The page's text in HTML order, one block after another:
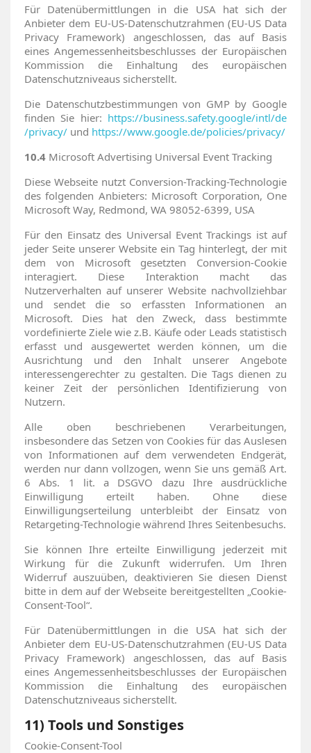
Für Datenübermittlungen in die USA hat sich der
Anbieter dem EU-US-Datenschutzrahmen (EU-US Data
Privacy Framework) angeschlossen, das auf Basis
eines Angemessenheitsbeschlusses der Europäischen
Kommission die Einhaltung des europäischen
Datenschutzniveaus sicherstellt.
Die Datenschutzbestimmungen von GMP by Google
finden Sie hier: https://business.safety.google/intl/de
/privacy/ und https://www.google.de/policies/privacy/
10.4 Microsoft Advertising Universal Event Tracking
Diese Webseite nutzt Conversion-Tracking-Technologie
des folgenden Anbieters: Microsoft Corporation, One
Microsoft Way, Redmond, WA 98052-6399, USA
Für den Einsatz des Universal Event Trackings ist auf
jeder Seite unserer Website ein Tag hinterlegt, der mit
dem von Microsoft gesetzten Conversion-Cookie
interagiert. Diese Interaktion macht das
Nutzerverhalten auf unserer Website nachvollziehbar
und sendet die so erfassten Informationen an
Microsoft. Dies hat den Zweck, dass bestimmte
vordefinierte Ziele wie z.B. Käufe oder Leads statistisch
erfasst und ausgewertet werden können, um die
Ausrichtung und den Inhalt unserer Angebote
interessengerechter zu gestalten. Die Tags dienen zu
keiner Zeit der persönlichen Identifizierung von
Nutzern.
Alle oben beschriebenen Verarbeitungen,
insbesondere das Setzen von Cookies für das Auslesen
von Informationen auf dem verwendeten Endgerät,
werden nur dann vollzogen, wenn Sie uns gemäß Art.
6 Abs. 1 lit. a DSGVO dazu Ihre ausdrückliche
Einwilligung erteilt haben. Ohne diese
Einwilligungserteilung unterbleibt der Einsatz von
Retargeting-Technologie während Ihres Seitenbesuchs.
Sie können Ihre erteilte Einwilligung jederzeit mit
Wirkung für die Zukunft widerrufen. Um Ihren
Widerruf auszuüben, deaktivieren Sie diesen Dienst
bitte in dem auf der Webseite bereitgestellten „Cookie-
Consent-Tool“.
Für Datenübermittlungen in die USA hat sich der
Anbieter dem EU-US-Datenschutzrahmen (EU-US Data
Privacy Framework) angeschlossen, das auf Basis
eines Angemessenheitsbeschlusses der Europäischen
Kommission die Einhaltung des europäischen
Datenschutzniveaus sicherstellt.
11) Tools und Sonstiges
Cookie-Consent-Tool